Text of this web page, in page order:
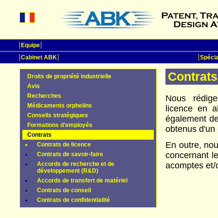
Equipe
Cabinet ABK
Droits de propriété industrielle
Avis
Recherches
Médicaments orphelins
Conseils stratégiques
Formations d'employés
Contrats
Contrats de licence
Contrats de savoir-faire
Accords de recherche et de
développement (R&D)
Accords de transfert de matériel
Contrats de conseil
Contrats de confidentialité
Nous
licence en
également
obtenus d'un
En outre,
concernant
acomptes